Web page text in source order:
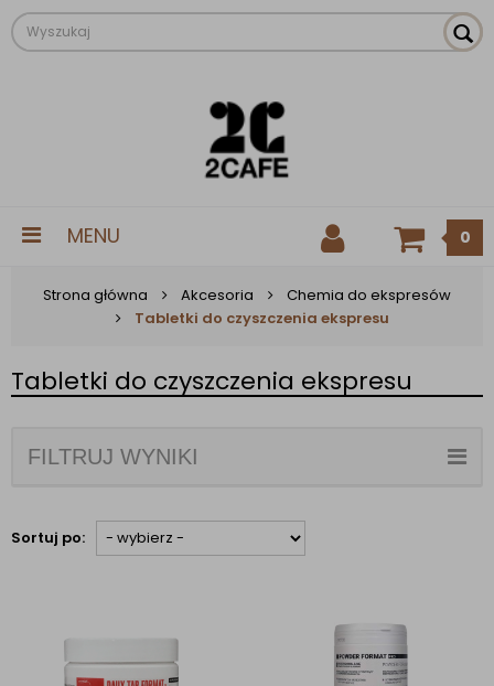
MENU 0
Strona główna Akcesoria
Chemia do ekspresów
Tabletki do czyszczenia ekspresu
Tabletki do czyszczenia ekspresu
FILTRUJ WYNIKI
Sortuj po: